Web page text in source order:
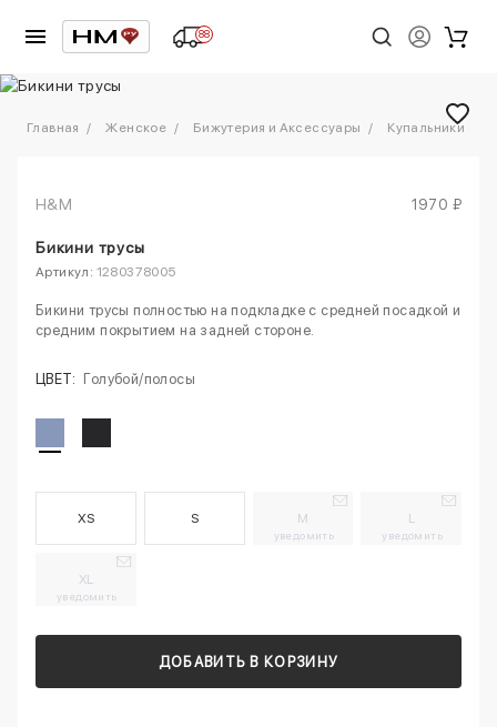
88
1/7
Главная Женское Бижутерия и Аксессуары Купальники
H&M 1970 ₽
Бикини трусы
Артикул: 1280378005
Бикини трусы полностью на подкладке с средней посадкой и
средним покрытием на задней стороне.
ЦВЕТ: Голубой/полосы
XS S M
уведомить
L
уведомить
XL
уведомить
ДОБАВИТЬ В КОРЗИНУ